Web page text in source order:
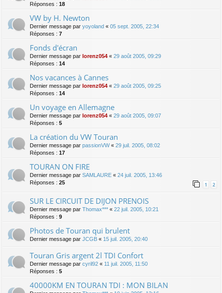
Réponses : 18
VW by H. Newton
Dernier message par yoyoland « 05 sept. 2005, 22:34
Réponses : 7
Fonds d'écran
Dernier message par lorenz054 « 29 août 2005, 09:29
Réponses : 14
Nos vacances à Cannes
Dernier message par lorenz054 « 29 août 2005, 09:25
Réponses : 14
Un voyage en Allemagne
Dernier message par lorenz054 « 29 août 2005, 09:07
Réponses : 5
La création du VW Touran
Dernier message par passionVW« 29 juil. 2005, 08:02
Réponses : 17
TOURAN ON FIRE
Dernier message par SAMLAURE « 24 juil. 2005, 13:46
Réponses : 25 1 2
SUR LE CIRCUIT DE DIJON PRENOIS
Dernier message par Thomax*** « 22 juil. 2005, 10:21
Réponses : 9
Photos de Touran qui brulent
Dernier message par JCGB « 15 juil. 2005, 20:40
Touran Gris argent 2l TDI Confort
Dernier message par cyril92 « 11 juil. 2005, 11:50
Réponses : 5
40000KM EN TOURAN TDI : MON BILAN